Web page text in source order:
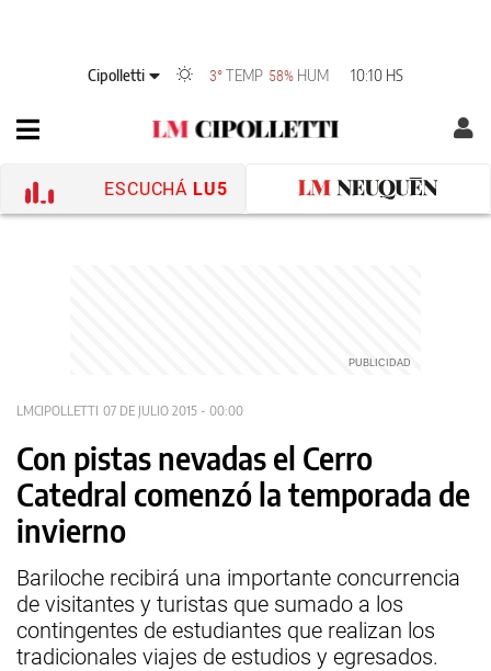
Cipolletti 3°TEMP 58% HUM 10:10 HS
ESCUCHÁ LU5
LMCIPOLLETTI 07 DE JULIO 2015 - 00:00
Con pistas nevadas el Cerro
Catedral comenzó la temporada de
invierno
Bariloche recibirá una importante concurrencia
de visitantes y turistas que sumado a los
contingentes de estudiantes que realizan los
tradicionales viajes de estudios y egresados.